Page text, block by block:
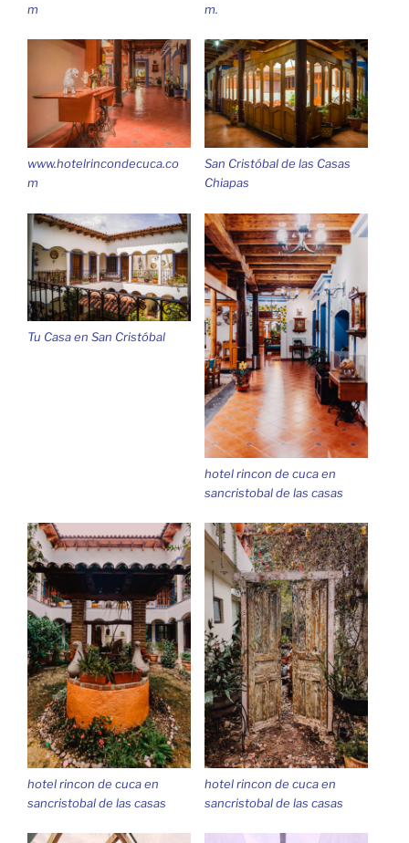
m
m.
www.hotelrincondecuca.co
m
San Cristóbal de las Casas
Chiapas
Tu Casa en San Cristóbal
hotel rincon de cuca en
sancristobal de las casas
hotel rincon de cuca en
sancristobal de las casas
hotel rincon de cuca en
sancristobal de las casas